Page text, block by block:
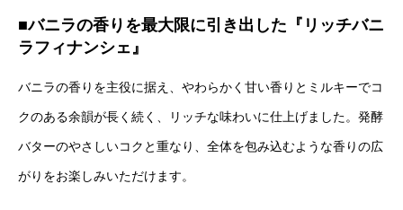
■バニラの香りを最大限に引き出した『リッチバニ
ラフィナンシェ』
バニラの香りを主役に据え、やわらかく甘い香りとミルキーでコ
クのある余韻が長く続く、リッチな味わいに仕上げました。発酵
バターのやさしいコクと重なり、全体を包み込むような香りの広
がりをお楽しみいただけます。